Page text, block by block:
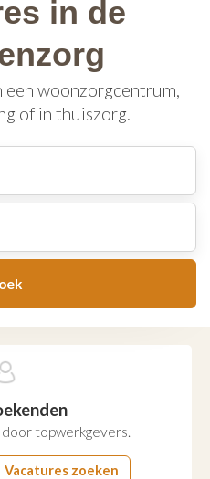
in de
woonzorgcentrum,
of in thuiszorg.
topwerkgevers.
Vacatures zoeken